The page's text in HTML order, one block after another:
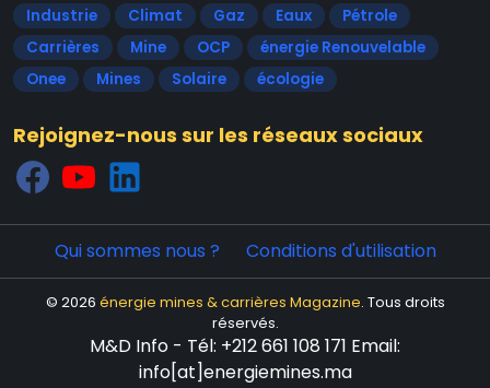
Industrie
Climat Gaz Eaux
Pétrole
Carrières
Mine OCP
énergie Renouvelable
Onee
Mines Solaire écologie
Rejoignez-nous sur les réseaux sociaux
Qui sommes nous ? Conditions d'utilisation
© 2026 énergie mines & carrières Magazine. Tous droits
réservés.
M&D Info - Tél: +212 661 108 171 Email:
info[at]energiemines.ma